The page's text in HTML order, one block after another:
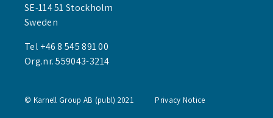
SE-114 51 Stockholm
Sweden
Tel +46 8 545 891 00
Org.nr. 559043-3214
© Karnell Group AB (publ) 2021 Privacy Notice